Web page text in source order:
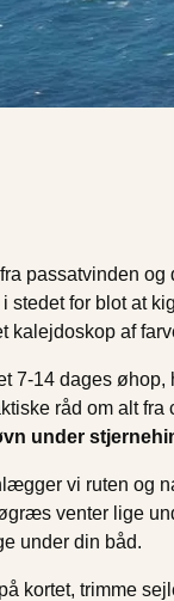
passatvinden
stedet for blot at
af
7-14 dages
råd om alt
under
vi ruten
venter lige
under din båd.
kortet, trimme